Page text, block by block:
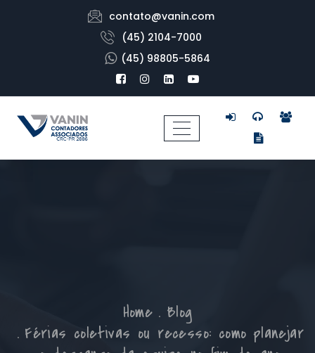
contato@vanin.com
(45) 2104-7000
(45) 98805-5864
Home
Blog
Férias coletivas ou recesso: como planejar